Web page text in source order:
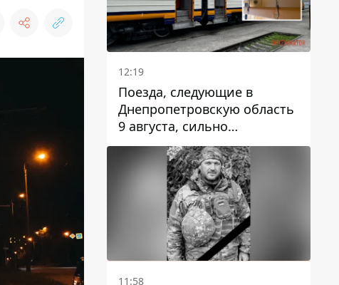
12:19
Поезда, следующие в
Днепропетровскую область
9 августа, сильно
задерживаются
11:58